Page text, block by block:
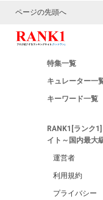
ページの先頭へ
特集一覧
キュレーター一
キーワード一覧
RANK1[ランク
イト～国内最大
運営者
利用規約
プライバシー